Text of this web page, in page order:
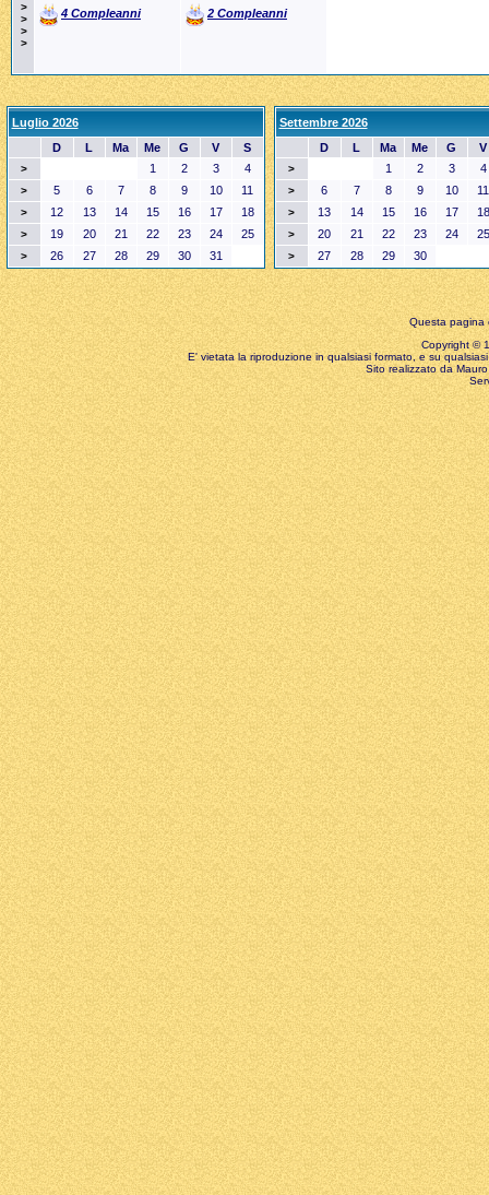
>
>
>
>
4 Compleanni
2 Compleanni
Luglio 2026
D
L Ma Me G V S
> 1 2 3 4
> 5 6 7 8 9 10 11
> 12 13 14 15 16 17 18
> 19 20 21 22 23 24 25
> 26 27 28 29 30 31
Settembre 2026
D
L Ma Me G V
> 1 2 3 4
> 6 7 8 9 10 11
> 13 14 15 16 17 18
> 20 21 22 23 24 25
> 27 28 29 30
Questa pagina
Copyright ©
E' vietata la riproduzione in qualsiasi formato, e su
Sito realizzato da